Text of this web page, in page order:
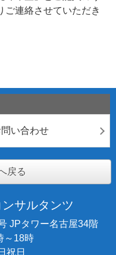
ご連絡させていただき
問い合わせ
戻る
サルタンツ
JPタワー名古屋34階
～18時
祝日